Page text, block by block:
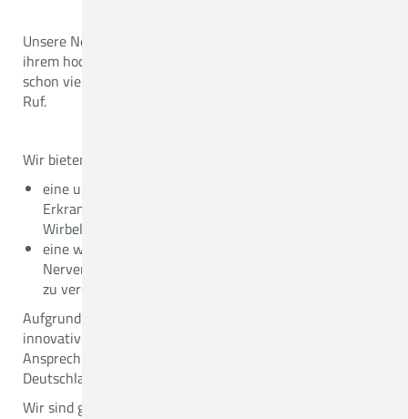
Unsere Neuro-, Wirbelsäulen- und Nervenchirurgie mit
ihrem hochqualifizierten Neurochirurgenteam besitzt
schon viele Jahre auch überregional einen hervorragenden
Ruf.
Wir bieten Ihnen:
eine umfassende Beratung bei unterschiedlichsten
Erkrankungen und Verletzungen, die den Kopf, die
Wirbelsäule und die Nerven betreffen
eine weit gefächerte Expertise, diese Schäden an
Nerven, Gehirn und Wirbelsäule auf höchstem Niveau
zu versorgen
Aufgrund unseres spezialisierten, interdisziplinären und
innovativen Diagnose- und Therapiespektrums sind wir
Ansprechpartner für Patientinnen und Patienten aus ganz
Deutschland und darüber hinaus.
Wir sind gerne für Sie da.